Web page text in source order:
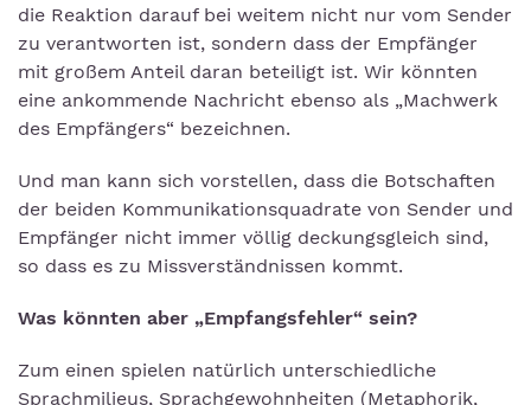
die Reaktion darauf bei weitem nicht nur vom Sender
zu verantworten ist, sondern dass der Empfänger
mit großem Anteil daran beteiligt ist. Wir könnten
eine ankommende Nachricht ebenso als „Machwerk
des Empfängers“ bezeichnen.
Und man kann sich vorstellen, dass die Botschaften
der beiden Kommunikationsquadrate von Sender und
Empfänger nicht immer völlig deckungsgleich sind,
so dass es zu Missverständnissen kommt.
Was könnten aber „Empfangsfehler“ sein?
Zum einen spielen natürlich unterschiedliche
Sprachmilieus, Sprachgewohnheiten (Metaphorik,